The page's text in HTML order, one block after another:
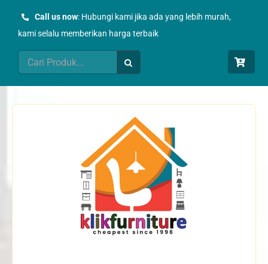
Call us now: Hubungi kami jika ada yang lebih murah,
kami selalu memberikan harga terbaik
Search
for: